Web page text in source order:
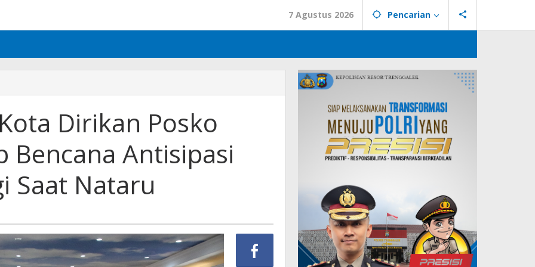
7 Agustus 2026 Pencarian
Dirikan Posko
Bencana Antisipasi
Saat Nataru